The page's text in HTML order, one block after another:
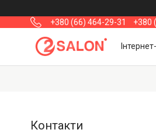
+380 (66) 464-29-31 +380